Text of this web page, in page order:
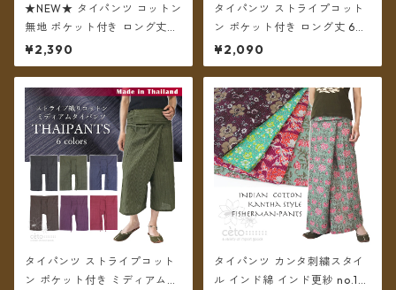
★NEW★ タイパンツ コットン
無地 ポケット付き ロング丈
【メール便送料無料】
¥2,390
タイパンツ ストライプコット
ン ポケット付き ロング丈 6カ
ラー【メール便送料無料】
¥2,090
タイパンツ ストライプコット
ン ポケット付き ミディアム丈
タイパンツ カンタ刺繍スタイ
ル インド綿 インド更紗 no.1